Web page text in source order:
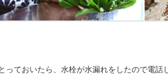
っておいたら、水栓が水漏れをしたので電話